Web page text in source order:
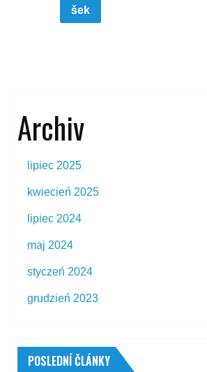
šek
Archiv
lipiec 2025
kwiecień 2025
lipiec 2024
maj 2024
styczeń 2024
grudzień 2023
POSLEDNÍ ČLÁNKY